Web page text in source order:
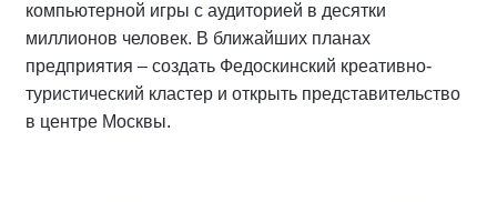
компьютерной игры с аудиторией в десятки
миллионов человек. В ближайших планах
предприятия – создать Федоскинский креативно-
туристический кластер и открыть представительство
в центре Москвы.